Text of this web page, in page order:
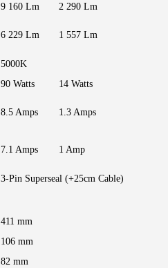
9 160 Lm
2 290 Lm
6 229 Lm 1 557 Lm
5000K
90 Watts
14 Watts
8.5 Amps 1.3 Amps
7.1 Amps 1 Amp
3-Pin Superseal (+25cm Cable)
411 mm
106 mm
82 mm